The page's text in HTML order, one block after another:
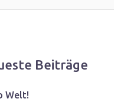
Beiträge
Welt!